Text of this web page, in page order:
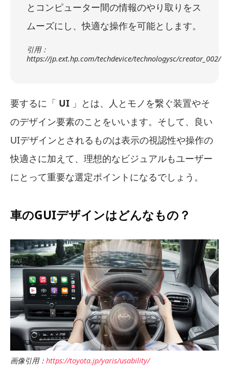
とコンピューター間の情報のやり取りをス
ムーズにし、快適な操作を可能とします。
引用：
https://jp.ext.hp.com/techdevice/technologysc/creator_002/
要するに「 UI 」とは、人とモノを繋ぐ装置やそ
のデザイン要素のことをいいます。そして、良い
UIデザインとされるものは表示の視認性や操作の
快適さに加えて、理想的なビジュアルもユーザー
にとって重要な選定ポイントになるでしょう。
車のGUIデザインはどんなもの？
画像引用： https://toyota.jp/yaris/usability/